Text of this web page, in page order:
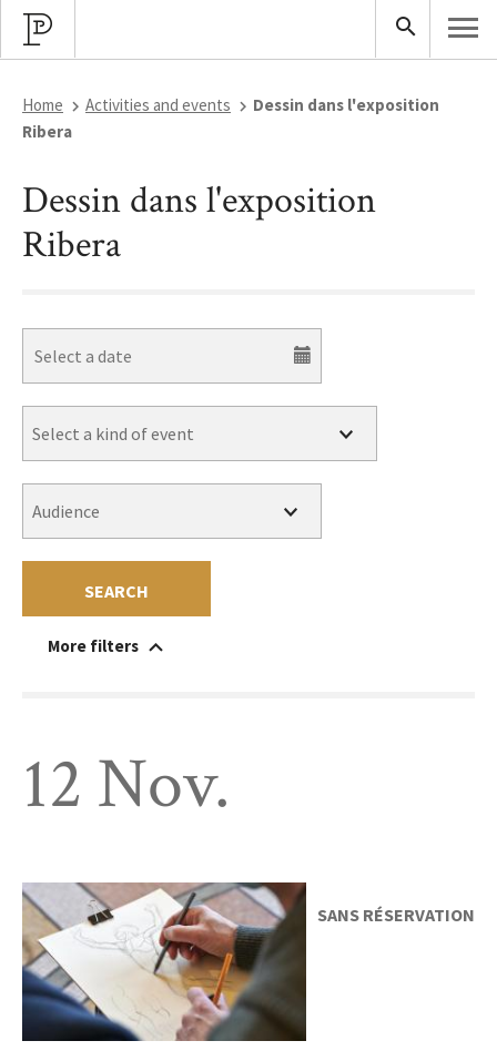
Home Activities and events
Dessin dans l'exposition
Ribera
Dessin dans l'exposition
Ribera
SEARCH
More filters
12 Nov.
SANS RÉSERVATION